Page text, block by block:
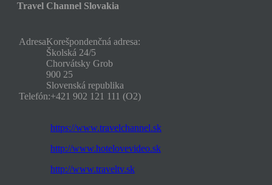
Travel Channel Slovakia
AdresaKorešpondenčná adresa:
Školská 24/5
Chorvátsky Grob
900 25
Slovenská republika
Telefón:+421 902 121 111 (O2)
https://www.travelchannel.sk
http://www.hotelovevideo.sk
http://www.traveltv.sk